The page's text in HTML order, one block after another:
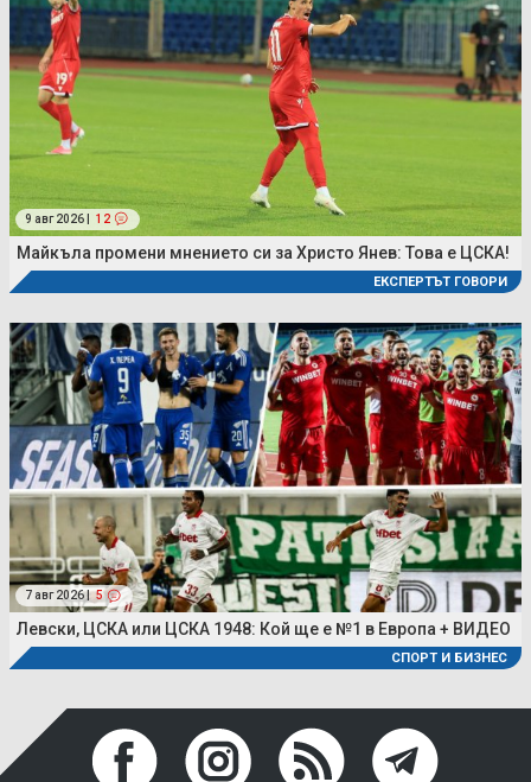
9 авг 2026 | 12
Майкъла промени мнението си за Христо Янев: Това е ЦСКА!
ЕКСПЕРТЪТ ГОВОРИ
7 авг 2026 | 5
Левски, ЦСКА или ЦСКА 1948: Кой ще е №1 в Европа + ВИДЕО
СПОРТ И БИЗНЕС